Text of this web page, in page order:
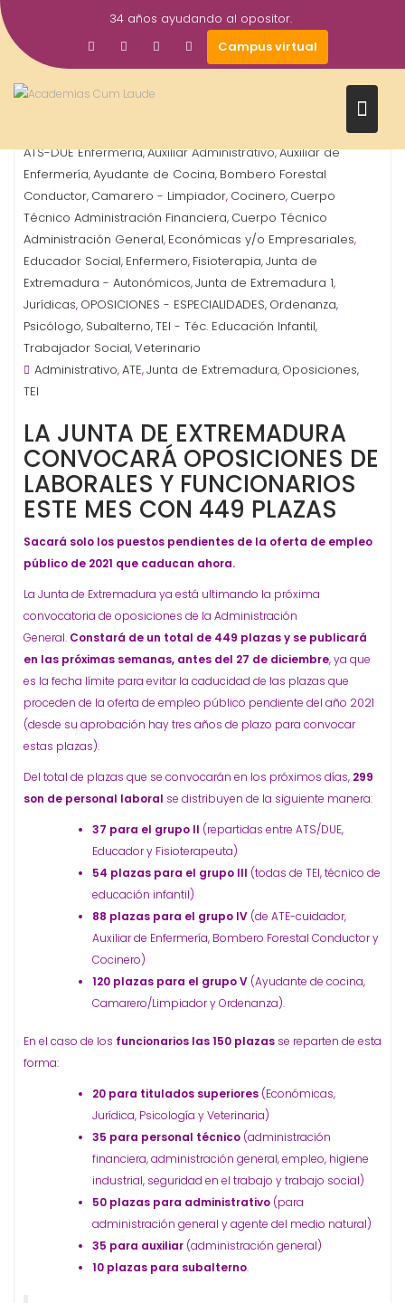
Saltar
al
contenido
34 años ayudando al opositor.
Campus virtual
Dic
2024
Gestor AcademiasCumLaude
,
ATS-DUE Enfermería,Auxiliar Administrativo,Auxiliar de
Enfermería,Ayudante de Cocina, Bombero Forestal
Conductor, Camarero - Limpiador, Cocinero, Cuerpo
Técnico Administración Financiera, Cuerpo Técnico
Administración General, Económicas y/o Empresariales,
Educador Social, Enfermero, Fisioterapia,Junta de
Extremadura - Autonómicos,Junta de Extremadura 1,
Jurídicas, OPOSICIONES - ESPECIALIDADES, Ordenanza,
Psicólogo, Subalterno,TEI - Téc. Educación Infantil,
Trabajador Social,Veterinario
Administrativo,ATE,Junta de Extremadura, Oposiciones,
TEI
LA JUNTA DE EXTREMADURA
CONVOCARÁ OPOSICIONES DE
LABORALES Y FUNCIONARIOS
ESTE MES CON 449 PLAZAS
Sacará solo los puestos pendientes de la oferta de empleo
público de 2021 que caducan ahora.
La Junta de Extremadura ya está ultimando la próxima
convocatoria de oposiciones de la Administración
General. Constará de un total de 449 plazas y se publicará
en las próximas semanas, antes del 27 de diciembre, ya que
es la fecha límite para evitar la caducidad de las plazas que
proceden de la oferta de empleo público pendiente del año 2021
(desde su aprobación hay tres años de plazo para convocar
estas plazas).
Del total de plazas que se convocarán en los próximos días, 299
son de personal laboral se distribuyen de la siguiente manera:
37 para el grupo II (repartidas entre ATS/DUE,
Educador y Fisioterapeuta)
54 plazas para el grupo III (todas de TEI, técnico de
educación infantil)
88 plazas para el grupo IV (de ATE-cuidador,
Auxiliar de Enfermería, Bombero Forestal Conductor y
Cocinero)
120 plazas para el grupo V (Ayudante de cocina,
Camarero/Limpiador y Ordenanza).
En el caso de los funcionarios las 150 plazas se reparten de esta
forma:
20 para titulados superiores (Económicas,
Jurídica, Psicología y Veterinaria)
35 para personal técnico (administración
financiera, administración general, empleo, higiene
industrial, seguridad en el trabajo y trabajo social)
50 plazas para administrativo (para
administración general y agente del medio natural)
35 para auxiliar (administración general)
10 plazas para subalterno.